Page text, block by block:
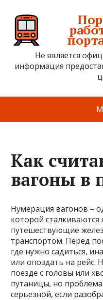
Не является
информация
Как
вагоны в
Нумерация вагонов –
которой
путешествующие
транспортом. Перед
где нужно садиться,
или опоздать на рейс.
поезде с головы или
путаницы, но
серьезной, если